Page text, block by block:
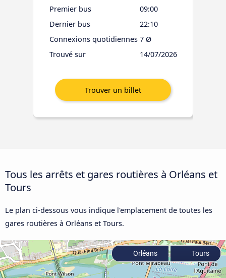
Premier bus
09:00
Dernier bus
22:10
Connexions quotidiennes 7 Ø
Trouvé sur
14/07/2026
Tous les arrêts et gares routières à Orléans et
Tours
Le plan ci-dessous vous indique l'emplacement de toutes les
gares routières à Orléans et Tours.
Orléans Tours